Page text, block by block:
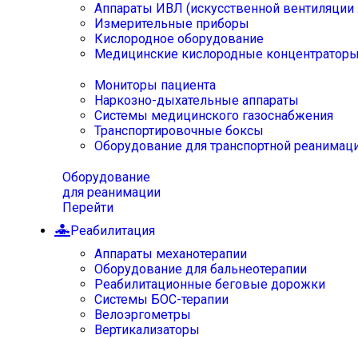
Аппараты ИВЛ (искусственной вентиляции
Измерительные приборы
Кислородное оборудование
Медицинские кислородные
Мониторы пациента
Наркозно-дыхательные аппараты
Системы медицинского газоснабжения
Транспортировочные боксы
Оборудование для транспортной
Оборудование
для реанимации
Перейти
Реабилитация
Аппараты механотерапии
Оборудование для бальнеотерапии
Реабилитационные беговые дорожки
Системы БОС-терапии
Велоэргометры
Вертикализаторы